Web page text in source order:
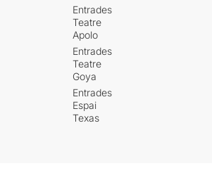
Entrades
Teatre
Apolo
Entrades
Teatre
Goya
Entrades
Espai
Texas